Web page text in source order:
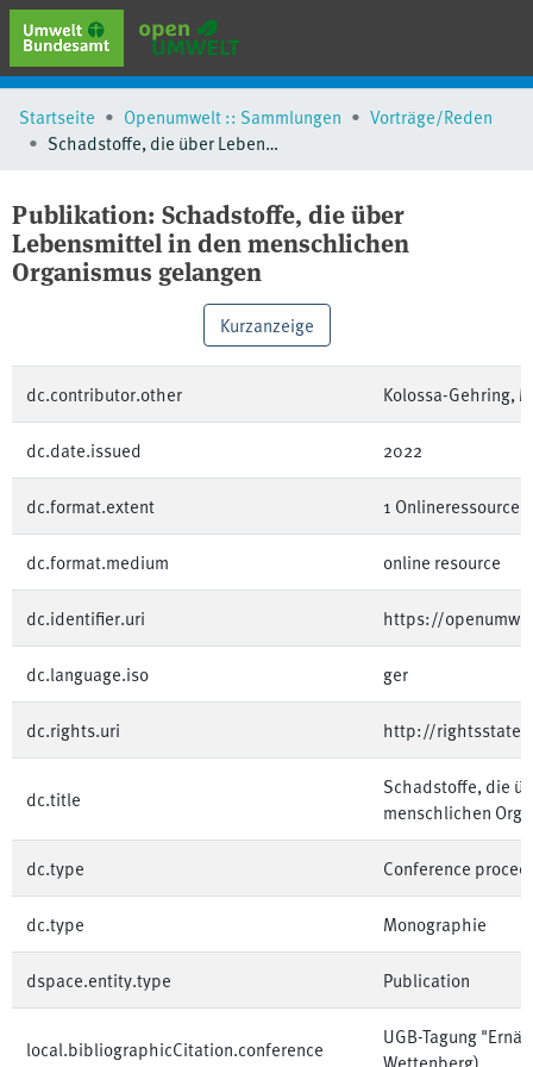
erweiterte Suche
Browse
Schlagwörter
Startseite Openumwelt :: Sammlungen
Vorträge/Reden
Schadstoffe, die über Lebensmittel in den menschlichen Organismus gelangen
Publikation: Schadstoffe, die über
Lebensmittel in den menschlichen
Organismus gelangen
Kurzanzeige
dc.contributor.other Kolossa-Gehring,
dc.date.issued 2022
dc.format.extent 1 Onlineressource
dc.format.medium online resource
dc.identifier.uri https://
dc.language.iso ger
dc.rights.uri http://
dc.title
Schadstoffe, die
menschlichen
dc.type Conference
dc.type Monographie
dspace.entity.type Publication
local.bibliographicCitation.conference
UGB-Tagung
Wettenberg)